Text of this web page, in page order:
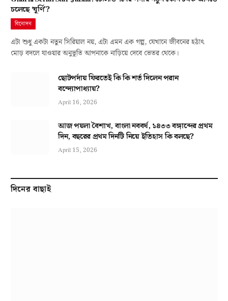
চলেছে ‘ঘূর্ণি’?
বিনোদন
এটা শুধু একটা নতুন সিরিয়াল নয়, এটা এমন এক গল্প, যেখানে জীবনের হঠাৎ
মোড় বদলে যাওয়ার অনুভূতি আপনাকে নাড়িয়ে দেবে ভেতর থেকে।
ছোটপর্দায় ফিরতেই কি কি শর্ত দিলেন পরান
বন্দ্যোপাধ্যায়?
April 16, 2026
আজ পয়লা বৈশাখ, বাংলা নববর্ষ, ১৪৩৩ বঙ্গাব্দের প্রথম
দিন, বছরের প্রথম দিনটি নিয়ে ইতিহাস কি বলছে?
April 15, 2026
দিনের বাছাই